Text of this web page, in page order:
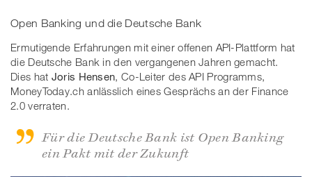
Open Banking und die Deutsche Bank
Ermutigende Erfahrungen mit einer offenen API-Plattform hat
die Deutsche Bank in den vergangenen Jahren gemacht.
Dies hat Joris Hensen, Co-Leiter des API Programms,
MoneyToday.ch anlässlich eines Gesprächs an der Finance
2.0 verraten.
Für die Deutsche Bank ist Open Banking
ein Pakt mit der Zukunft